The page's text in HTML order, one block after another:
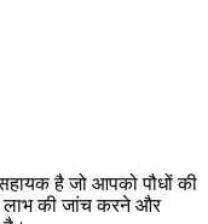
है जो आपको पौधों की
लाभ की जांच करने और